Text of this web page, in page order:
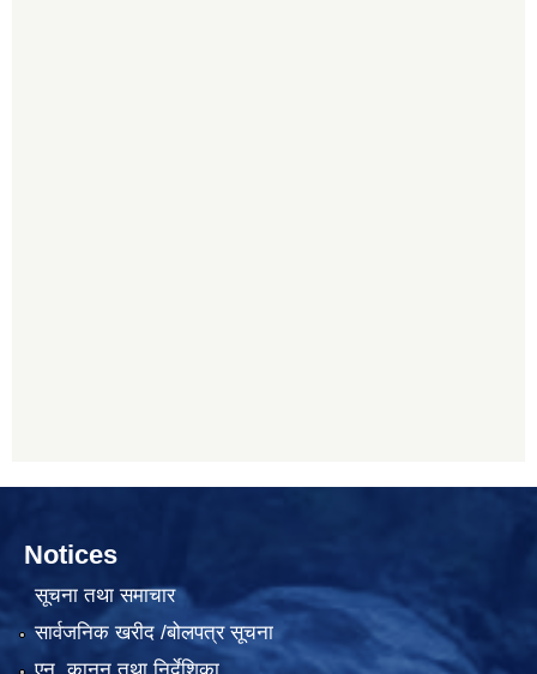
Notices
सूचना तथा समाचार
सार्वजनिक खरीद /बोलपत्र सूचना